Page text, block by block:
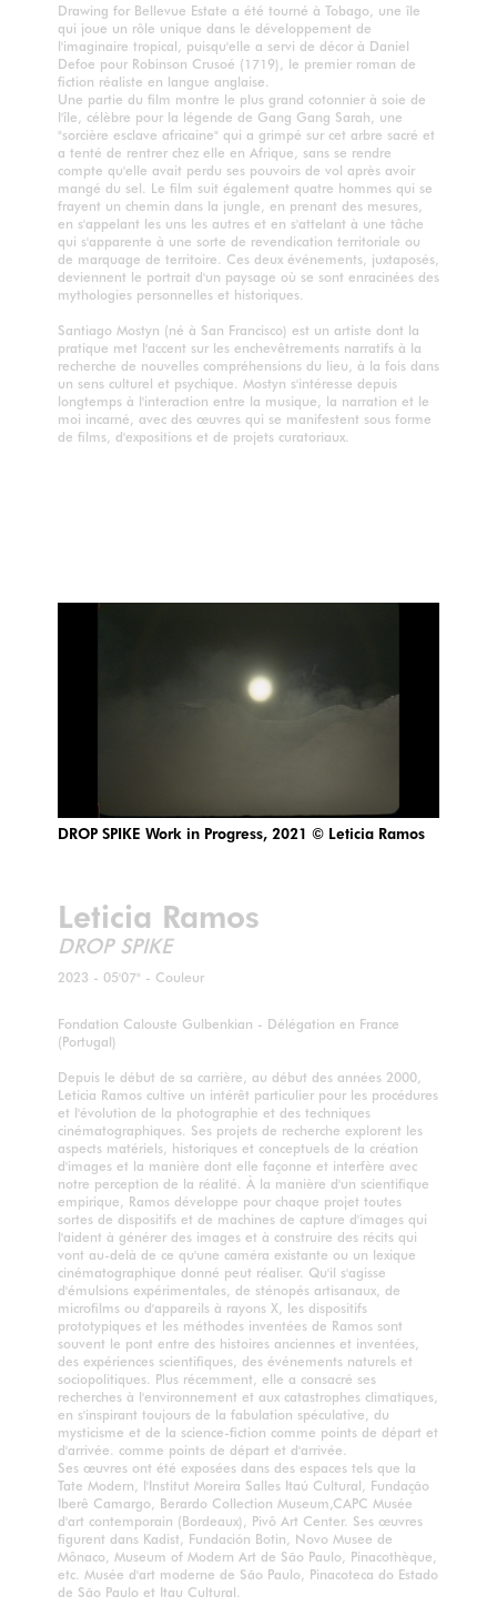
Drawing for Bellevue Estate a été tourné à Tobago, une île
qui joue un rôle unique dans le développement de
l'imaginaire tropical, puisqu'elle a servi de décor à Daniel
Defoe pour Robinson Crusoé (1719), le premier roman de
fiction réaliste en langue anglaise.
Une partie du film montre le plus grand cotonnier à soie de
l'île, célèbre pour la légende de Gang Gang Sarah, une
"sorcière esclave africaine" qui a grimpé sur cet arbre sacré et
a tenté de rentrer chez elle en Afrique, sans se rendre
compte qu'elle avait perdu ses pouvoirs de vol après avoir
mangé du sel. Le film suit également quatre hommes qui se
frayent un chemin dans la jungle, en prenant des mesures,
en s'appelant les uns les autres et en s'attelant à une tâche
qui s'apparente à une sorte de revendication territoriale ou
de marquage de territoire. Ces deux événements, juxtaposés,
deviennent le portrait d'un paysage où se sont enracinées des
mythologies personnelles et historiques.
Santiago Mostyn (né à San Francisco) est un artiste dont la
pratique met l'accent sur les enchevêtrements narratifs à la
recherche de nouvelles compréhensions du lieu, à la fois dans
un sens culturel et psychique. Mostyn s'intéresse depuis
longtemps à l'interaction entre la musique, la narration et le
moi incarné, avec des œuvres qui se manifestent sous forme
de films, d'expositions et de projets curatoriaux.
DROP SPIKE Work in Progress, 2021 © Leticia Ramos
Leticia Ramos
DROP SPIKE
2023 - 05'07" - Couleur
Fondation Calouste Gulbenkian - Délégation en France
(Portugal)
Depuis le début de sa carrière, au début des années 2000,
Leticia Ramos cultive un intérêt particulier pour les procédures
et l'évolution de la photographie et des techniques
cinématographiques. Ses projets de recherche explorent les
aspects matériels, historiques et conceptuels de la création
d'images et la manière dont elle façonne et interfère avec
notre perception de la réalité. À la manière d'un scientifique
empirique, Ramos développe pour chaque projet toutes
sortes de dispositifs et de machines de capture d'images qui
l'aident à générer des images et à construire des récits qui
vont au-delà de ce qu'une caméra existante ou un lexique
cinématographique donné peut réaliser. Qu'il s'agisse
d'émulsions expérimentales, de sténopés artisanaux, de
microfilms ou d'appareils à rayons X, les dispositifs
prototypiques et les méthodes inventées de Ramos sont
souvent le pont entre des histoires anciennes et inventées,
des expériences scientifiques, des événements naturels et
sociopolitiques. Plus récemment, elle a consacré ses
recherches à l'environnement et aux catastrophes climatiques,
en s'inspirant toujours de la fabulation spéculative, du
mysticisme et de la science-fiction comme points de départ et
d'arrivée. comme points de départ et d'arrivée.
Ses œuvres ont été exposées dans des espaces tels que la
Tate Modern, l'Institut Moreira Salles Itaú Cultural, Fundação
Iberê Camargo, Berardo Collection Museum,CAPC Musée
d'art contemporain (Bordeaux), Pivô Art Center. Ses œuvres
figurent dans Kadist, Fundación Botin, Novo Musee de
Mônaco, Museum of Modern Art de São Paulo, Pinacothèque,
etc. Musée d'art moderne de São Paulo, Pinacoteca do Estado
de São Paulo et Itau Cultural.